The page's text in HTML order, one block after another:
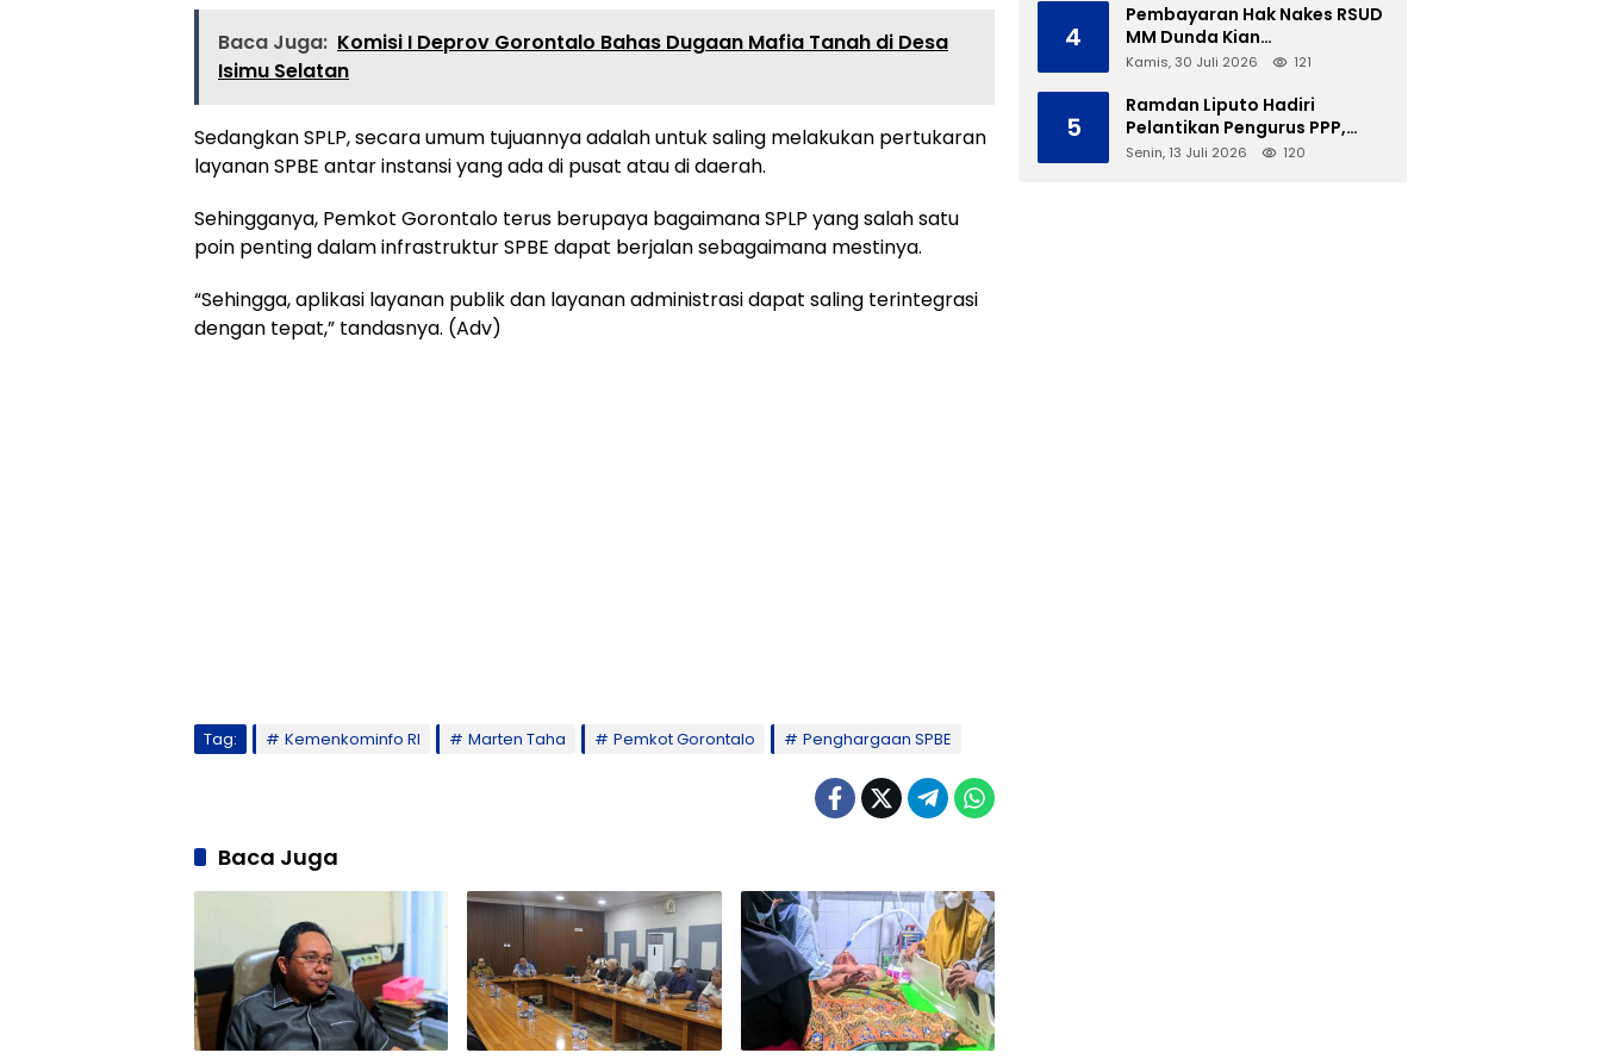
Baca Juga: Komisi I Deprov Gorontalo Bahas Dugaan Mafia Tanah di Desa
Isimu Selatan
Sedangkan SPLP, secara umum tujuannya adalah untuk saling melakukan pertukaran
layanan SPBE antar instansi yang ada di pusat atau di daerah.
Sehingganya, Pemkot Gorontalo terus berupaya bagaimana SPLP yang salah satu
poin penting dalam infrastruktur SPBE dapat berjalan sebagaimana mestinya.
“Sehingga, aplikasi layanan publik dan layanan administrasi dapat saling terintegrasi
dengan tepat,” tandasnya. (Adv)
Tag: Kemenkominfo RI Marten Taha Pemkot Gorontalo Penghargaan SPBE
Baca Juga
4
Pembayaran Hak Nakes RSUD
MM Dunda Kian
Menggantung, Perbup Belum
Definitif
Kamis, 30 Juli 2026 121
5
Ramdan Liputo Hadiri
Pelantikan Pengurus PPP,
Tegaskan Silaturahmi
Senin, 13 Juli 2026 120